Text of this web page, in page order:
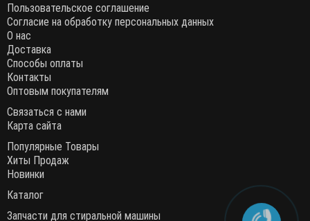
Пользовательское соглашение
Согласие на обработку персональных данных
О нас
Доставка
Способы оплаты
Контакты
Оптовым покупателям
Связаться с нами
Карта сайта
Популярные Товары
Хиты Продаж
Новинки
Каталог
Запчасти для стиральной машины